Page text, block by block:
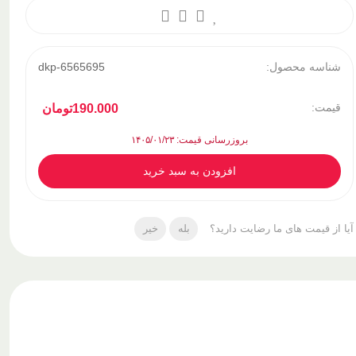
شناسه محصول: dkp-6565695
قیمت: تومان190.000
بروزرسانی قیمت: ۱۴۰۵/۰۱/۲۳
افزودن به سبد خرید
آیا از قیمت های ما رضایت دارید؟ بله خیر